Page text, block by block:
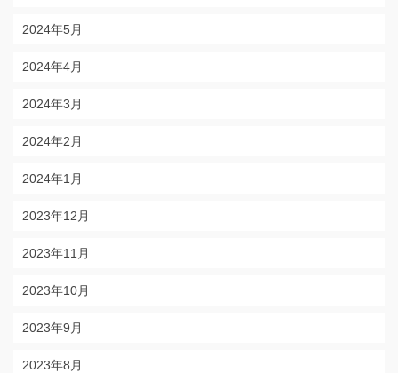
2024年5月
2024年4月
2024年3月
2024年2月
2024年1月
2023年12月
2023年11月
2023年10月
2023年9月
2023年8月